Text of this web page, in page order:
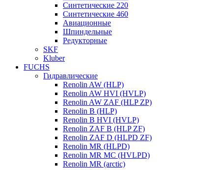
Синтетические 220
Синтетические 460
Авиационные
Шпиндельные
Редукторные
SKF
Kluber
FUCHS
Гидравлические
Renolin AW (HLP)
Renolin AW HVI (HVLP)
Renolin AW ZAF (HLP ZP)
Renolin B (HLP)
Renolin B HVI (HVLP)
Renolin ZAF B (HLP ZF)
Renolin ZAF D (HLPD ZF)
Renolin MR (HLPD)
Renolin MR MC (HVLPD)
Renolin MR (arctic)